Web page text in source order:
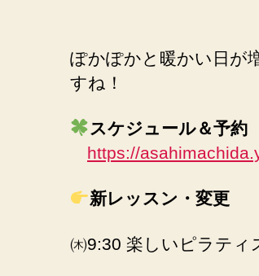
ぽかぽかと暖かい日が
すね！
スケジュール＆予約
https://
新レッスン・変更
㈭9:30 楽しいピラティ